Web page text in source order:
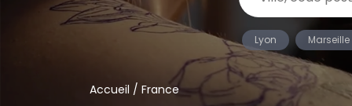
Lyon Marseille
Accueil / France